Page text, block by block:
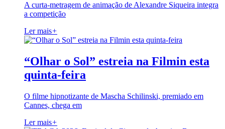
A curta-metragem de animação de Alexandre Siqueira integra
a competição
Ler mais+
“Olhar o Sol” estreia na Filmin esta
quinta-feira
O filme hipnotizante de Mascha Schilinski, premiado em
Cannes, chega em
Ler mais+